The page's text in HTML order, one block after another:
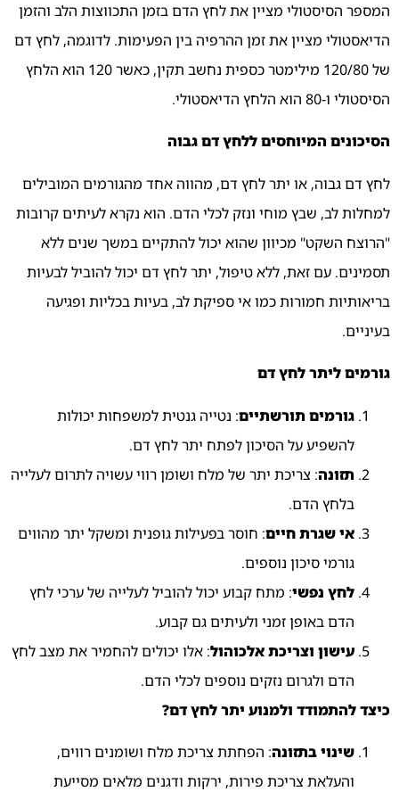
המספר הסיסטולי מצייןאתלחץ הדםבזמן התכווצות הלב והזמן
הדיאסטולי מצייןאתזמן ההרפיה בין הפעימות. לדוגמה, לחץ דם
של120/80 מילימטרכספית נחשב תקין, כאשר120 הוא הלחץ
הסיסטולי ו-80 הוא הלחץ הדיאסטולי.
הסיכונים המיוחסיםללחץדםגבוה
לחץ דםגבוה, או יתרלחץ דם, מהווה אחד מהגורמים המובילים
למחלותלב, שבץ מוחי ונזק לכלי הדם. הוא נקראלעיתיםקרובות
"הרוצח השקט" מכיוון שהוא יכוללהתקייםבמשך שניםללא
תסמינים. עםזאת, ללאטיפול, יתרלחץ דם יכוללהוביללבעיות
בריאותיות חמורותכמואיספיקתלב, בעיותבכליות ופגיעה
בעיניים.
גורמיםליתרלחץדם
גורמים תורשתיים: נטייה גנטיתלמשפחות יכולות
להשפיעעל הסיכוןלפתח יתרלחץ דם.
תזונה: צריכת יתר של מלח ושומןרוויעשויה לתרוםלעלייה
בלחץ הדם.
אישגרתחיים: חוסרבפעילותגופנית ומשקל יתר מהווים
גורמיסיכון נוספים.
לחץ נפשי: מתחקבוע יכוללהוביללעלייה שלערכילחץ
הדםבאופןזמני ולעיתיםגםקבוע.
עישון וצריכתאלכוהול: אלו יכוליםלהחמיראת מצבלחץ
הדם ולגרום נזקים נוספיםלכלי הדם.
כיצדלהתמודד ולמנוע יתרלחץדם?
שינויבתזונה: הפחתת צריכת מלח ושומניםרווים,
והעלאת צריכת פירות, ירקות ודגנים מלאים מסייעת